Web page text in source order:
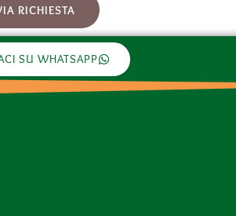
RICHIESTA
SU WHATSAPP